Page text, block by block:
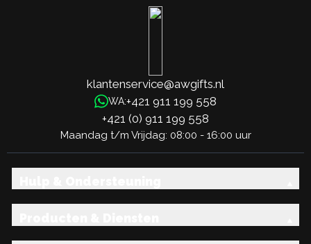
klantenservice@awgifts.nl
WA:+421 911 199 558
+421 (0) 911 199 558
Maandag t/m Vrijdag: 08:00 - 16:00 uur